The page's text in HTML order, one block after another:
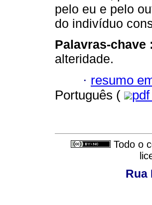
pelo eu e pelo
do indivíduo
Palavras-chave :
alteridade.
· resumo
Português (
pdf
Todo o
Rua